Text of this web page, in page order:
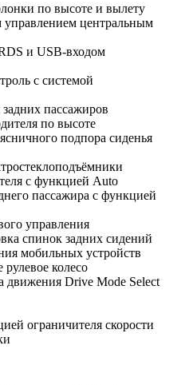
по высоте и вылету
центральным
и USB-входом
с системой
пассажиров
по высоте
подпора сиденья
c функцией Auto
пассажира c функцией
управления
спинок задних сидений
мобильных устройств
колесо
движения Drive Mode Select
ограничителя скорости